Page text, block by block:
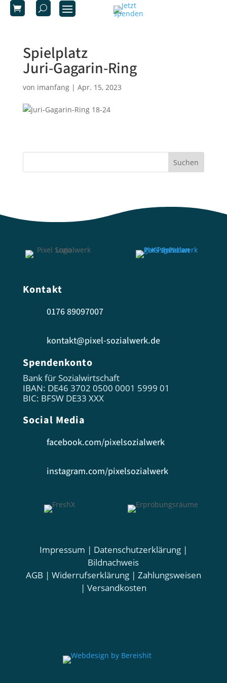
Spielplatz
Juri-Gagarin-Ring
von imanfang| Apr. 15, 2023
Suchen
Kontakt
0176 89097007
kontakt@pixel-sozialwerk.de
Spendenkonto
Bank für Sozialwirtschaft
IBAN: DE46 3702 0500 0001 5999 01
BIC: BFSW DE33 XXX
Social Media
facebook.com/pixelsozialwerk
instagram.com/pixelsozialwerk
Impressum | Datenschutzerklärung|
Bildnachweis
AGB | Widerrufserklärung| Zahlungsweisen
| Versandkosten